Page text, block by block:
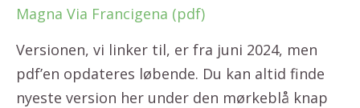
Magna Via Francigena (pdf)
Versionen, vi linker til, er fra juni 2024, men
pdf’en opdateres løbende. Du kan altid finde
nyeste version her under den mørkeblå knap